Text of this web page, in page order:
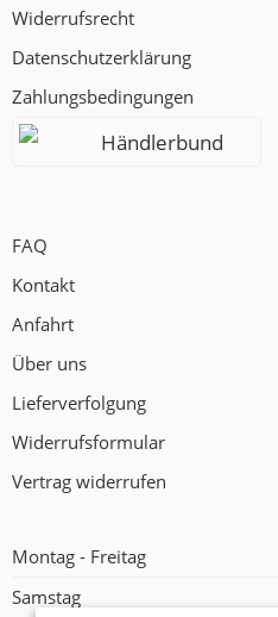
Widerrufsrecht
Datenschutzerklärung
Zahlungsbedingungen
Händlerbund
FAQ
Kontakt
Anfahrt
Über uns
Lieferverfolgung
Widerrufsformular
Vertrag widerrufen
Montag - Freitag
Samstag